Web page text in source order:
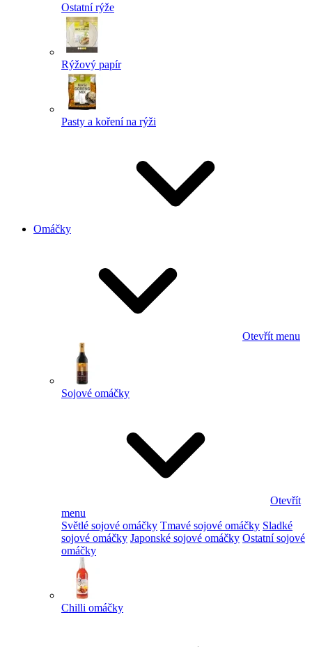
Ostatní rýže
Rýžový papír
Pasty a koření na rýži
Omáčky
Otevřít menu
Sojové omáčky
Otevřít
menu
Světlé sojové omáčky Tmavé sojové omáčky Sladké
sojové omáčky Japonské sojové omáčky Ostatní sojové
omáčky
Chilli omáčky